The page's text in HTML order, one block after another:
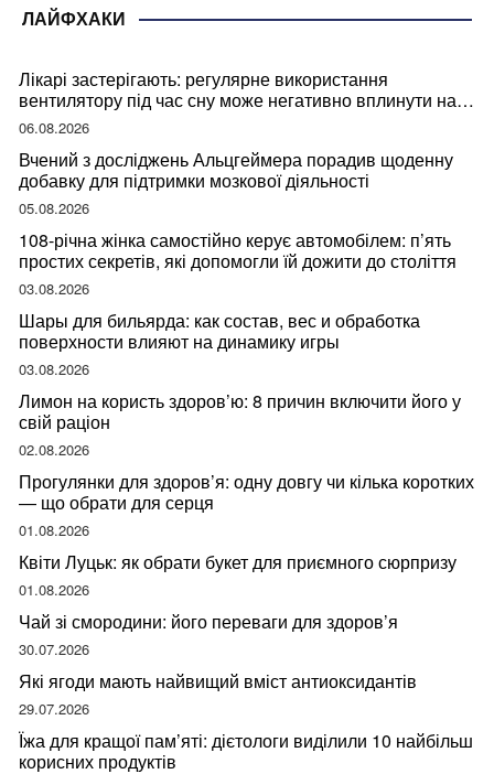
ЛАЙФХАКИ
Лікарі застерігають: регулярне використання
вентилятору під час сну може негативно вплинути на
ваше здоров’я
06.08.2026
Вчений з досліджень Альцгеймера порадив щоденну
добавку для підтримки мозкової діяльності
05.08.2026
108-річна жінка самостійно керує автомобілем: п’ять
простих секретів, які допомогли їй дожити до століття
03.08.2026
Шары для бильярда: как состав, вес и обработка
поверхности влияют на динамику игры
03.08.2026
Лимон на користь здоров’ю: 8 причин включити його у
свій раціон
02.08.2026
Прогулянки для здоров’я: одну довгу чи кілька коротких
— що обрати для серця
01.08.2026
Квіти Луцьк: як обрати букет для приємного сюрпризу
01.08.2026
Чай зі смородини: його переваги для здоров’я
30.07.2026
Які ягоди мають найвищий вміст антиоксидантів
29.07.2026
Їжа для кращої пам’яті: дієтологи виділили 10 найбільш
корисних продуктів